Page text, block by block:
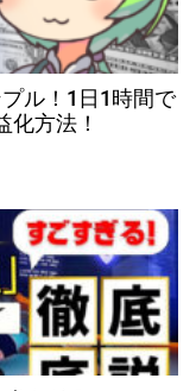
ル！1日1時間で
化方法！